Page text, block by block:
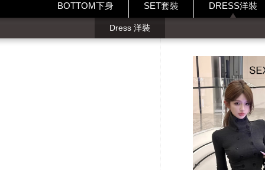
BOTTOM下身 SET套裝 DRESS洋裝
Dress 洋裝